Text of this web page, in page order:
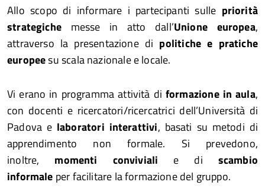
Allo scopo di informare i partecipanti sulle priorità
strategichemesse in atto dall’Unione europea,
attraverso la presentazione di politiche e pratiche
europeesu scala nazionale e locale.
Vi erano in programma attività di formazione in aula,
con docenti e ricercatori/ricercatrici dell’Università di
Padova e laboratori interattivi, basati su metodi di
apprendimento non formale. Si prevedono,
inoltre, momenti conviviali e di scambio
informale per facilitare la formazione del gruppo.